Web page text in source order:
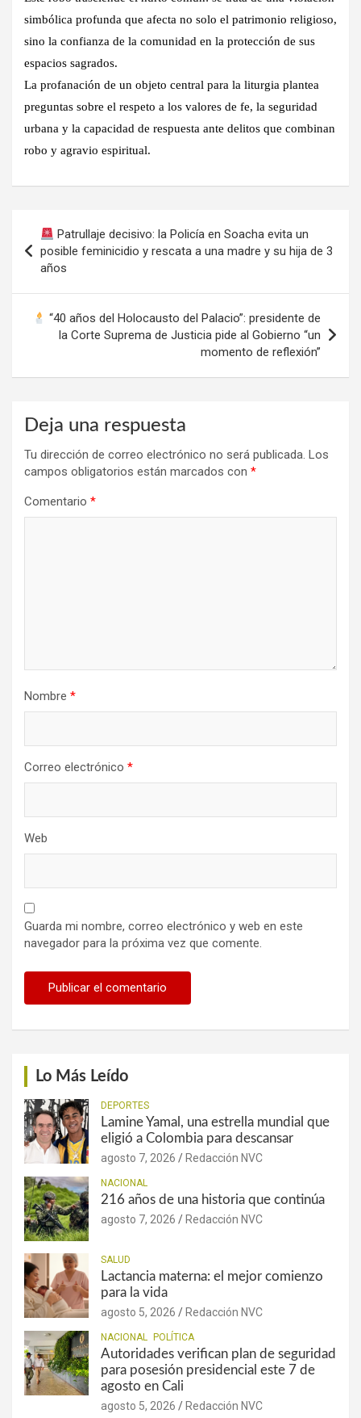
simbólica profunda que afecta no solo el patrimonio religioso,
sino la confianza de la comunidad en la protección de sus
espacios sagrados.
La profanación de un objeto central para la liturgia plantea
preguntas sobre el respeto a los valores de fe, la seguridad
urbana y la capacidad de respuesta ante delitos que combinan
robo y agravio espiritual.
de
entradas
Patrullaje decisivo: la Policía en Soacha evita un
posible feminicidio y rescata a una madre y su hija de 3
años
“40 años del Holocausto del Palacio”: presidente de
la Corte Suprema de Justicia pide al Gobierno “un
momento de reflexión”
Deja una respuesta
Tu dirección de correo electrónico no será publicada. Los
campos obligatorios están marcados con *
Comentario *
Nombre *
Correo electrónico *
Web
Guarda mi nombre, correo electrónico y web en este
navegador para la próxima vez que comente.
Lo Más Leído
DEPORTES
Lamine Yamal, una estrella mundial que
eligió a Colombia para descansar
agosto 7, 2026 Redacción NVC
NACIONAL
216 años de una historia que continúa
agosto 7, 2026 Redacción NVC
SALUD
Lactancia materna: el mejor comienzo
para la vida
agosto 5, 2026 Redacción NVC
NACIONAL POLÍTICA
Autoridades verifican plan de seguridad
para posesión presidencial este 7 de
agosto en Cali
agosto 5, 2026 Redacción NVC